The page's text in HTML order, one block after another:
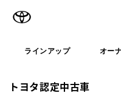
ラインアップ オー
トヨタ認定中古車